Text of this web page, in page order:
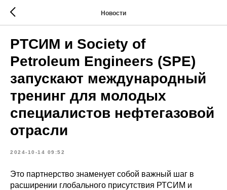
Новости
РТСИМ и Society of
Petroleum Engineers (SPE)
запускают международный
тренинг для молодых
специалистов нефтегазовой
отрасли
2024-10-14 09:52
Это партнерство знаменует собой важный шаг в
расширении глобального присутствия РТСИМ и